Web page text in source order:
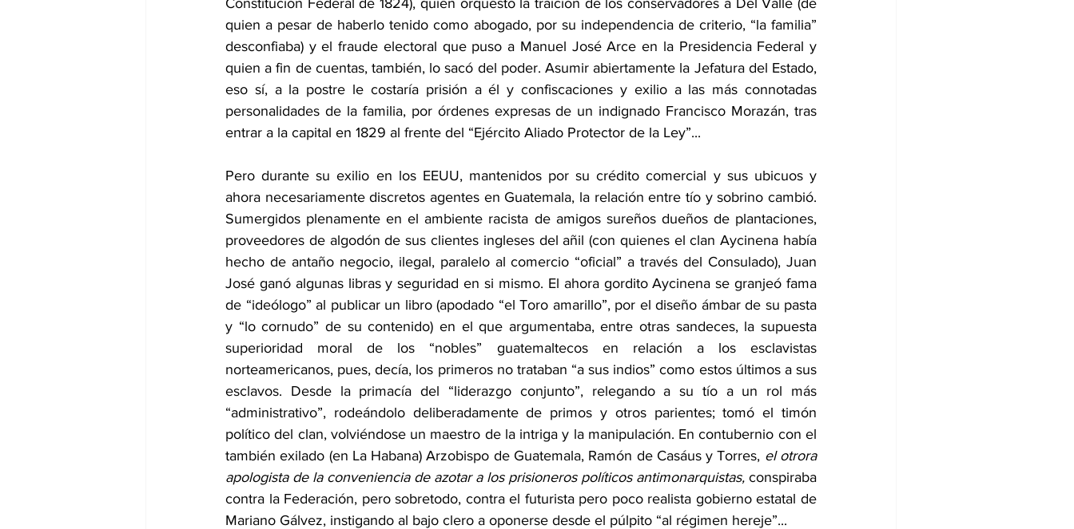
Constitución Federal de 1824), quien orquestó la traición de los conservadores a Del Valle (de
quien a pesar de haberlo tenido como abogado, por su independencia de criterio, “la familia”
desconfiaba) y el fraude electoral que puso a Manuel José Arce en la Presidencia Federal y
quien a fin de cuentas, también, lo sacó del poder. Asumir abiertamente la Jefatura del Estado,
eso sí, a la postre le costaría prisión a él y confiscaciones y exilio a las más connotadas
personalidades de la familia, por órdenes expresas de un indignado Francisco Morazán, tras
entrar a la capital en 1829 al frente del “Ejército Aliado Protector de la Ley”...
Pero durante su exilio en los EEUU, mantenidos por su crédito comercial y sus ubicuos y
ahora necesariamente discretos agentes en Guatemala, la relación entre tío y sobrino cambió.
Sumergidos plenamente en el ambiente racista de amigos sureños dueños de plantaciones,
proveedores de algodón de sus clientes ingleses del añil (con quienes el clan Aycinena había
hecho de antaño negocio, ilegal, paralelo al comercio “oficial” a través del Consulado), Juan
José ganó algunas libras y seguridad en si mismo. El ahora gordito Aycinena se granjeó fama
de “ideólogo” al publicar un libro (apodado “el Toro amarillo”, por el diseño ámbar de su pasta
y “lo cornudo” de su contenido) en el que argumentaba, entre otras sandeces, la supuesta
superioridad moral de los “nobles” guatemaltecos en relación a los esclavistas
norteamericanos, pues, decía, los primeros no trataban “a sus indios” como estos últimos a sus
esclavos. Desde la primacía del “liderazgo conjunto”, relegando a su tío a un rol más
“administrativo”, rodeándolo deliberadamente de primos y otros parientes; tomó el timón
político del clan, volviéndose un maestro de la intriga y la manipulación. En contubernio con el
también exilado (en La Habana) Arzobispo de Guatemala, Ramón de Casáus y Torres, el otrora
apologista de la conveniencia de azotar a los prisioneros políticos antimonarquistas, conspiraba
contra la Federación, pero sobretodo, contra el futurista pero poco realista gobierno estatal de
Mariano Gálvez, instigando al bajo clero a oponerse desde el púlpito “al régimen hereje”...